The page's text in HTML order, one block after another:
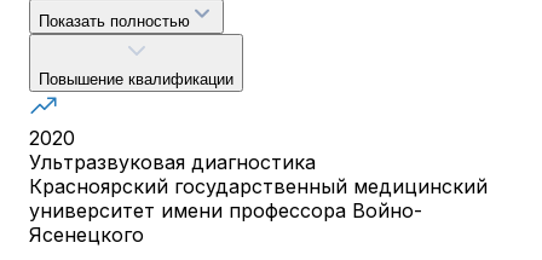
Показать полностью
Повышение квалификации
2020
Ультразвуковая диагностика
Красноярский государственный медицинский
университет имени профессора Войно-
Ясенецкого